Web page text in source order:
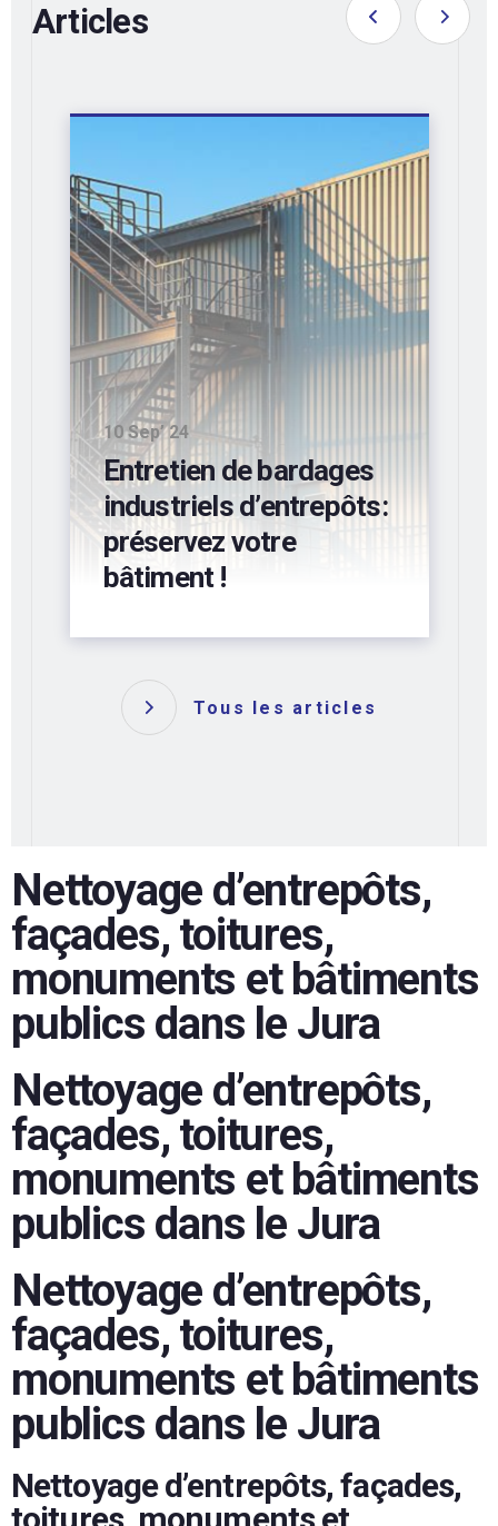
Articles
10 Sep’ 24
Entretien de bardages
industriels d’entrepôts:
préservez votre
bâtiment !
Tous les articles
Nettoyage d’entrepôts,
façades, toitures,
monuments et bâtiments
publics dans le Jura
Nettoyage d’entrepôts,
façades, toitures,
monuments et bâtiments
publics dans le Jura
Nettoyage d’entrepôts,
façades, toitures,
monuments et bâtiments
publics dans le Jura
Nettoyage d’entrepôts, façades,